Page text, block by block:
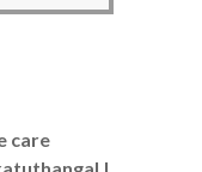
care
|